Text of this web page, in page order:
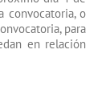
convocatoria, o
para
en relación